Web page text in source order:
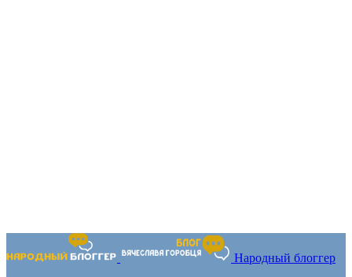
Народный блоггер